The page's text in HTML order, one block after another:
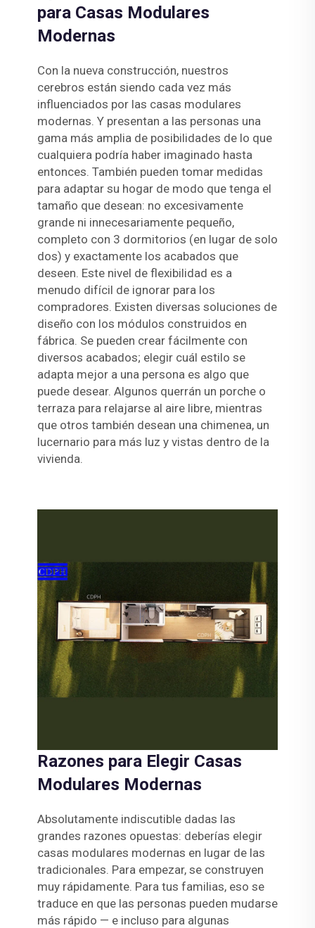
para Casas Modulares
Modernas
Con la nueva construcción, nuestros
cerebros están siendo cada vez más
influenciados por las casas modulares
modernas. Y presentan a las personas una
gama más amplia de posibilidades de lo que
cualquiera podría haber imaginado hasta
entonces. También pueden tomar medidas
para adaptar su hogar de modo que tenga el
tamaño que desean: no excesivamente
grande ni innecesariamente pequeño,
completo con 3 dormitorios (en lugar de solo
dos) y exactamente los acabados que
deseen. Este nivel de flexibilidad es a
menudo difícil de ignorar para los
compradores. Existen diversas soluciones de
diseño con los módulos construidos en
fábrica. Se pueden crear fácilmente con
diversos acabados; elegir cuál estilo se
adapta mejor a una persona es algo que
puede desear. Algunos querrán un porche o
terraza para relajarse al aire libre, mientras
que otros también desean una chimenea, un
lucernario para más luz y vistas dentro de la
vivienda.
Razones para Elegir Casas
Modulares Modernas
Absolutamente indiscutible dadas las
grandes razones opuestas: deberías elegir
casas modulares modernas en lugar de las
tradicionales. Para empezar, se construyen
muy rápidamente. Para tus familias, eso se
traduce en que las personas pueden mudarse
más rápido — e incluso para algunas